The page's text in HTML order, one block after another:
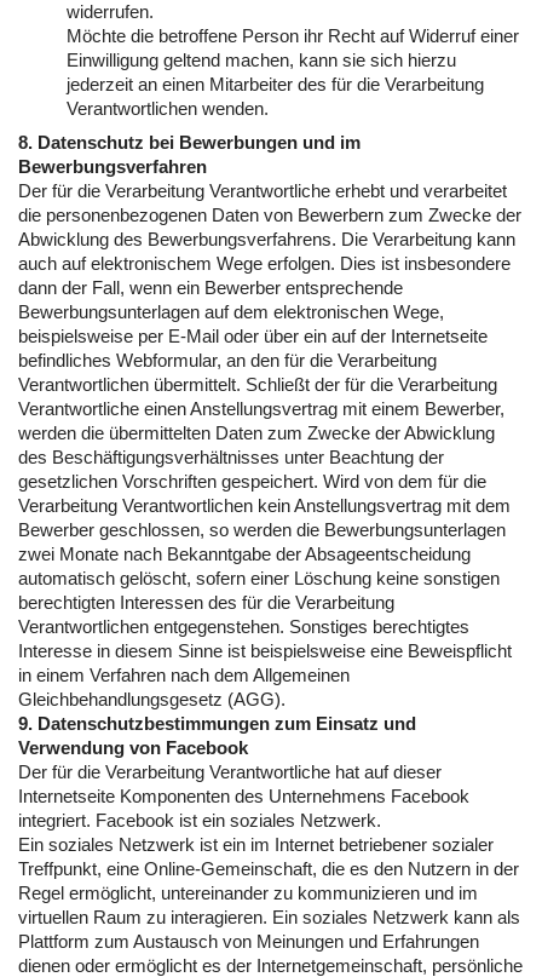
widerrufen.
Möchte die betroffene Person ihr Recht auf Widerruf einer
Einwilligung geltend machen, kann sie sich hierzu
jederzeit an einen Mitarbeiter des für die Verarbeitung
Verantwortlichen wenden.
8. Datenschutz bei Bewerbungen und im
Bewerbungsverfahren
Der für die Verarbeitung Verantwortliche erhebt und verarbeitet
die personenbezogenen Daten von Bewerbern zum Zwecke der
Abwicklung des Bewerbungsverfahrens. Die Verarbeitung kann
auch auf elektronischem Wege erfolgen. Dies ist insbesondere
dann der Fall, wenn ein Bewerber entsprechende
Bewerbungsunterlagen auf dem elektronischen Wege,
beispielsweise per E-Mail oder über ein auf der Internetseite
befindliches Webformular, an den für die Verarbeitung
Verantwortlichen übermittelt. Schließt der für die Verarbeitung
Verantwortliche einen Anstellungsvertrag mit einem Bewerber,
werden die übermittelten Daten zum Zwecke der Abwicklung
des Beschäftigungsverhältnisses unter Beachtung der
gesetzlichen Vorschriften gespeichert. Wird von dem für die
Verarbeitung Verantwortlichen kein Anstellungsvertrag mit dem
Bewerber geschlossen, so werden die Bewerbungsunterlagen
zwei Monate nach Bekanntgabe der Absageentscheidung
automatisch gelöscht, sofern einer Löschung keine sonstigen
berechtigten Interessen des für die Verarbeitung
Verantwortlichen entgegenstehen. Sonstiges berechtigtes
Interesse in diesem Sinne ist beispielsweise eine Beweispflicht
in einem Verfahren nach dem Allgemeinen
Gleichbehandlungsgesetz (AGG).
9. Datenschutzbestimmungen zum Einsatz und
Verwendung von Facebook
Der für die Verarbeitung Verantwortliche hat auf dieser
Internetseite Komponenten des Unternehmens Facebook
integriert. Facebook ist ein soziales Netzwerk.
Ein soziales Netzwerk ist ein im Internet betriebener sozialer
Treffpunkt, eine Online-Gemeinschaft, die es den Nutzern in der
Regel ermöglicht, untereinander zu kommunizieren und im
virtuellen Raum zu interagieren. Ein soziales Netzwerk kann als
Plattform zum Austausch von Meinungen und Erfahrungen
dienen oder ermöglicht es der Internetgemeinschaft, persönliche